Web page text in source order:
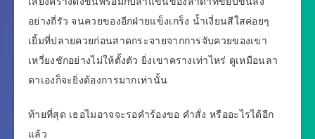
อย่างถี่รัว จนควยของอีกฝ่ายแข็งเกร็ง น้ำเงี่ยนสีใสค่อยๆ
เยิ้มที่ปลายควยก่อนสาดกระจายจากการจับควยของเขา
เหวี่ยงชักอย่างไม่ให้ตั้งตัว ยิ่งเขาครางเท่าไหร่ ดูเหมือนลา
ดาเองก็จะยิ่งต้องการมากเท่านั้น
ท้ายที่สุด เธอไมอาจจะรอคำร้องขอ คำสั่ง หรืออะไรได้อีก
แล้ว